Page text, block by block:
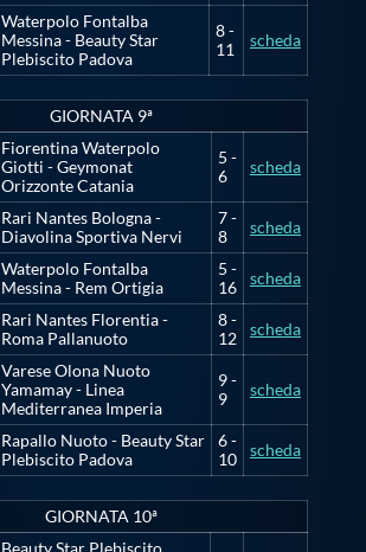
Waterpolo Fontalba
Messina - Beauty Star
Plebiscito Padova
8 -
11
scheda
GIORNATA 9ª
Fiorentina Waterpolo
Giotti - Geymonat
Orizzonte Catania
5 -
6
scheda
Rari Nantes Bologna -
Diavolina Sportiva Nervi
7 -
8
scheda
Waterpolo Fontalba
Messina - Rem Ortigia
5 -
16
scheda
Rari Nantes Florentia -
Roma Pallanuoto
8 -
12
scheda
Varese Olona Nuoto
Yamamay - Linea
Mediterranea Imperia
9 -
9
scheda
Rapallo Nuoto - Beauty Star
Plebiscito Padova
6 -
10
scheda
GIORNATA 10ª
Beauty Star Plebiscito